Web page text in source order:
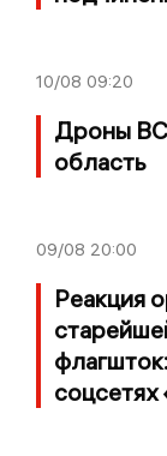
10/08 09:20
Дроны
область
09/08 20:00
Реакция